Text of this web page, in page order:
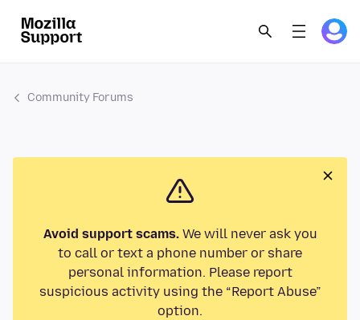
Community Forums
Avoid support scams.We will never ask you
to call or text a phone number or share
personal information. Please report
suspicious activity using the “Report Abuse”
option.